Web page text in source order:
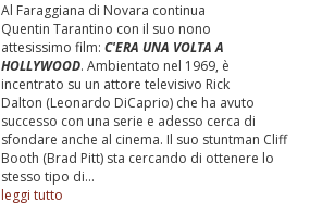
Al Faraggiana di Novara continua
Quentin Tarantino con il suo nono
attesissimo film:C'ERA UNA VOLTA A
HOLLYWOOD. Ambientato nel 1969, è
incentrato su un attore televisivo Rick
Dalton (Leonardo DiCaprio) che ha avuto
successo con una serie e adesso cerca di
sfondare anche al cinema. Il suo stuntman Cliff
Booth (Brad Pitt) sta cercando di ottenere lo
stesso tipo di...
leggi tutto